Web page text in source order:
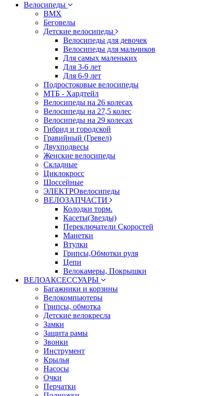
Велосипеды
BMX
Беговелы
Детские велосипеды
Велосипеды для девочек
Велосипеды для мальчиков
Для самых маленьких
Для 3-6 лет
Для 6-9 лет
Подростоковые велосипеды
МТБ - Хардтейл
Велосипеды на 26 колесах
Велосипеды на 27,5 колес
Велосипеды на 29 колесах
Гибрид и городской
Гравийный (Гревел)
Двухподвесы
Женские велосипеды
Складные
Циклокросс
Шоссейные
ЭЛЕКТРОвелосипеды
ВЕЛОЗАПЧАСТИ
Колодки торм.
Касеты(Звезды)
Переключатели Скоростей
Манетки
Втулки
Грипсы,Обмотки руля
Цепи
Велокамеры, Покрышки
ВЕЛОАКСЕССУАРЫ
Багажники и корзины
Велокомпьютеры
Грипсы, обмотка
Детские велокресла
Замки
Защита рамы
Звонки
Инструмент
Крылья
Насосы
Очки
Перчатки